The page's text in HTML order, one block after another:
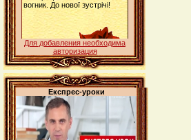
Для добавления необходима
авторизация
Експрес-уроки